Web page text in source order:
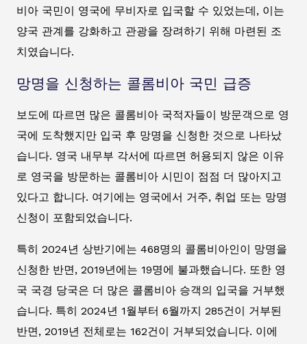
비아 국민이 영국에 무비자로 입국할 수 있었는데, 이는
양국 관계를 강화하고 관광을 장려하기 위해 마련된 조
치였습니다.
망명을 신청하는 콜롬비아 국민 급증
보도에 따르면 많은 콜롬비아 국적자들이 방문객으로 영
국에 도착했지만 입국 후 망명을 신청한 것으로 나타났
습니다. 영국 내무부 각서에 따르면 허용되지 않은 이유
로 영국을 방문하는 콜롬비아 시민이 점점 더 많아지고
있다고 합니다. 여기에는 영국에서 거주, 취업 또는 망명
신청이 포함되었습니다.
특히 2024년 상반기에는 468명의 콜롬비아인이 망명을
신청한 반면, 2019년에는 19명에 불과했습니다. 또한 영
국 국경 당국은 더 많은 콜롬비아 승객의 입국을 거부했
습니다. 특히 2024년 1월부터 6월까지 285건이 거부된
반면, 2019년 전체로는 162건이 거부되었습니다. 이에